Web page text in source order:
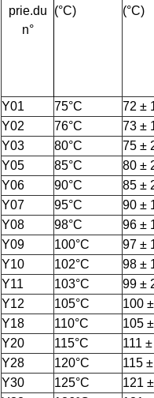
prie.du
n°
(°C)
(°C)
Y01 75°C 72 ±
Y02
76°C 73 ±
Y03
80°C 75 ±
Y05
85°C 80 ±
Y06
90°C 85 ±
Y07
95°C 90 ±
Y08
98°C 96 ±
Y09
100°C 97 ±
Y10
102°C 98 ±
Y11
103°C 99 ±
Y12
105°C 100
Y18
110°C 105
Y20
115°C 111
Y28
120°C 115
Y30
125°C 121